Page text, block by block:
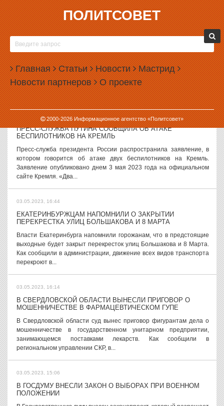
ПОЛИТСОВЕТ
Главная Статьи Новости Мастрид
Новости партнеров О проекте
2000-2026Информационное агентство «Политсовет»
03.05.2023, 17:50
ВЛАСТИ ПООБЕЩАЛИ НЕ ОТМЕНЯТЬ ПАРАД ПОБЕДЫ ИЗ-
ЗА АТАКИ НА КРЕМЛЬ
В администрации президента заявили, что парад Победы 9 мая
не будет отменен из-за атаки беспилотников на Кремль. С таким
заявлением в среду выступил пресс-секретарь президента
Дмитрий Песков. ...
03.05.2023, 17:13
ПРЕСС-СЛУЖБА ПУТИНА СООБЩИЛА ОБ АТАКЕ
БЕСПИЛОТНИКОВ НА КРЕМЛЬ
Пресс-служба президента России распространила заявление, в
котором говорится об атаке двух беспилотников на Кремль.
Заявление опубликовано днем 3 мая 2023 года на официальном
сайте Кремля. «Два...
03.05.2023, 16:44
ЕКАТЕРИНБУРЖЦАМ НАПОМНИЛИ О ЗАКРЫТИИ
ПЕРЕКРЕСТКА УЛИЦ БОЛЬШАКОВА И 8 МАРТА
Власти Екатеринбурга напомнили горожанам, что в предстоящие
выходные будет закрыт перекресток улиц Большакова и 8 Марта.
Как сообщили в администрации, движение всех видов транспорта
перекроют в...
03.05.2023, 16:14
В СВЕРДЛОВСКОЙ ОБЛАСТИ ВЫНЕСЛИ ПРИГОВОР О
МОШЕННИЧЕСТВЕ В ФАРМАЦЕВТИЧЕСКОМ ГУПЕ
В Свердловской области суд вынес приговор фигурантам дела о
мошенничестве в государственном унитарном предприятии,
занимающемся поставками лекарств. Как сообщили в
региональном управлении СКР, в...
03.05.2023, 15:06
В ГОСДУМУ ВНЕСЛИ ЗАКОН О ВЫБОРАХ ПРИ ВОЕННОМ
ПОЛОЖЕНИИ